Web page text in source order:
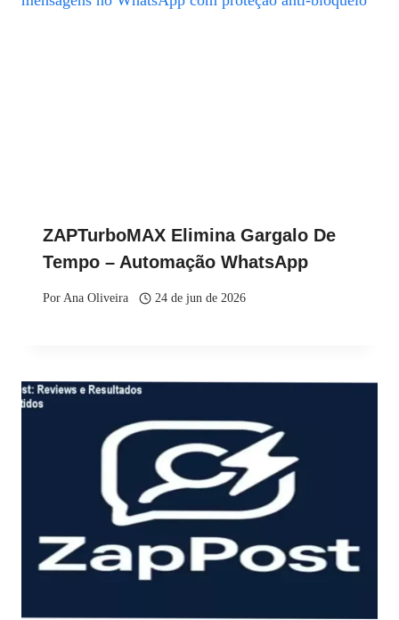
ZAPTurboMAX Elimina Gargalo De
Tempo – Automação WhatsApp
PorAna Oliveira 24 de jun de 2026